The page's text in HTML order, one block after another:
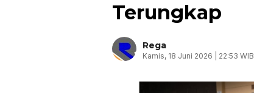
Terungkap
Rega
Kamis, 18 Juni 2026 | 22:53 WIB